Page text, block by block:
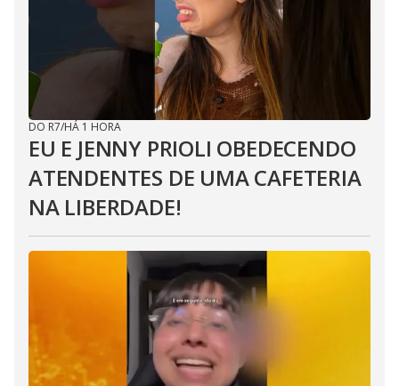
DO R7/HÁ 1 HORA
EU E JENNY PRIOLI OBEDECENDO
ATENDENTES DE UMA CAFETERIA
NA LIBERDADE!